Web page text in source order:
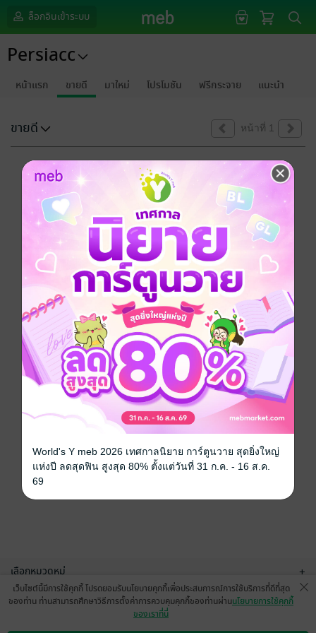
ล็อกอินเข้าระบบ
Persiacc
หน้าแรก ขายดี มาใหม่ โปรโมชัน ฟรีกระจาย แนะนำ
ขายดี หน้าที่ 1
ขออภัยด้วยนะคะ
ไม่พบข้อมูลในหัวข้อที่คุณกำลังชมค่ะ
เลือกหมวดหมู่ +
บริการช่วยเหลือ
เว็บไซต์นี้มีการใช้คุกกี้ โปรดยอมรับนโยบายคุกกี้เพื่อประสบการณ์การใช้บริการที่ดีที่สุด
ของท่าน ท่านสามารถศึกษาวิธีการตั้งค่าการควบคุมคุกกี้ของท่านผ่านนโยบายการใช้คุกกี้
ของเราที่นี่
World's Y meb 2026 เทศกาลนิยาย การ์ตูนวาย สุดยิ่งใหญ่
แห่งปี ลดสุดฟิน สูงสุด 80% ตั้งแต่วันที่ 31 ก.ค. - 16 ส.ค.
69